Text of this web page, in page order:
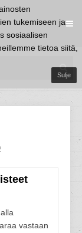
tukemiseen ja
sosiaalisen
tietoa siitä,
Sulje
vastaan